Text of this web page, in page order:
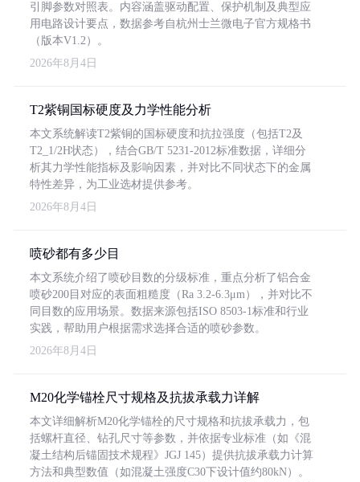
引脚参数对照表。内容涵盖驱动配置、保护机制及典型应
用电路设计要点，数据参考自杭州士兰微电子官方规格书
（版本V1.2）。
2026年8月4日
T2紫铜国标硬度及力学性能分析
本文系统解读T2紫铜的国标硬度和抗拉强度（包括T2及
T2_1/2H状态），结合GB/T 5231-2012标准数据，详细分
析其力学性能指标及影响因素，并对比不同状态下的金属
特性差异，为工业选材提供参考。
2026年8月4日
喷砂都有多少目
本文系统介绍了喷砂目数的分级标准，重点分析了铝合金
喷砂200目对应的表面粗糙度（Ra 3.2-6.3μm），并对比不
同目数的应用场景。数据来源包括ISO 8503-1标准和行业
实践，帮助用户根据需求选择合适的喷砂参数。
2026年8月4日
M20化学锚栓尺寸规格及抗拔承载力详解
本文详细解析M20化学锚栓的尺寸规格和抗拔承载力，包
括螺杆直径、钻孔尺寸等参数，并依据专业标准（如《混
凝土结构后锚固技术规程》JGJ 145）提供抗拔承载力计算
方法和典型数值（如混凝土强度C30下设计值约80kN）。